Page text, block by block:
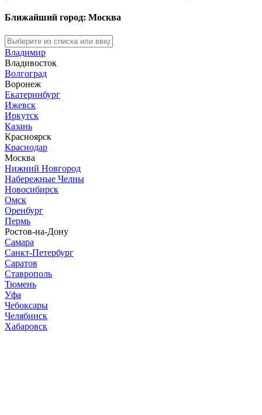
Ближайший город: Москва
Владимир
Владивосток
Волгоград
Воронеж
Екатеринбург
Ижевск
Иркутск
Казань
Красноярск
Краснодар
Москва
Нижний Новгород
Набережные Челны
Новосибирск
Омск
Оренбург
Пермь
Ростов-на-Дону
Самара
Санкт-Петербург
Саратов
Ставрополь
Тюмень
Уфа
Чебоксары
Челябинск
Хабаровск